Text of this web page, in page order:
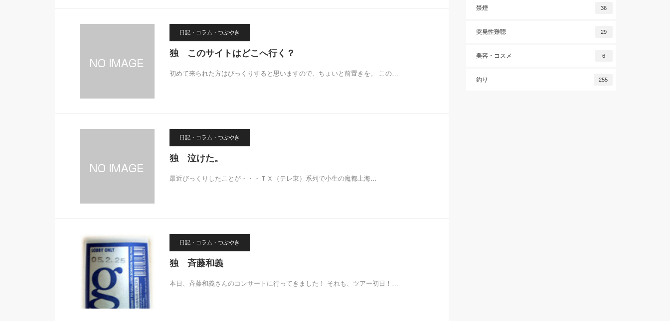
日記・コラム・つぶやき
独 このサイトはどこへ行く？
初めて来られた方はびっくりすると思いますので、ちょいと前置きを。 この…
日記・コラム・つぶやき
独 泣けた。
最近びっくりしたことが・・・ＴＸ（テレ東）系列で小生の魔都上海…
日記・コラム・つぶやき
独 斉藤和義
本日、斉藤和義さんのコンサートに行ってきました！ それも、ツアー初日！…
禁煙 36
突発性難聴 29
美容・コスメ 6
釣り 255